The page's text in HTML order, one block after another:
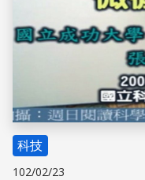
科技
102/02/23